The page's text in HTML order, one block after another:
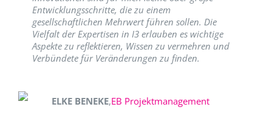
Entwicklungsschritte, die zu einem
gesellschaftlichen Mehrwert führen sollen. Die
Vielfalt der Expertisen in I3 erlauben es wichtige
Aspekte zu reflektieren, Wissen zu vermehren und
Verbündete für Veränderungen zu finden.
ELKE BENEKE,EB Projektmanagement